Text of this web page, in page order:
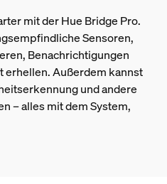
mit der Hue Bridge Pro.
Sensoren,
Benachrichtigungen
erhellen. Außerdem kannst
und andere
– alles mit dem System,